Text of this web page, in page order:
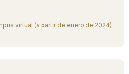
virtual (a partir de enero de 2024)